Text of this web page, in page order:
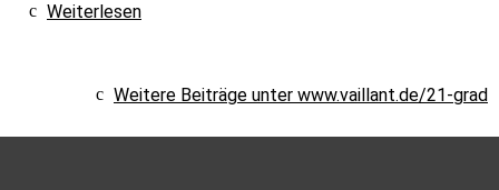
Weiterlesen
Weitere Beiträge unter www.vaillant.de/21-grad